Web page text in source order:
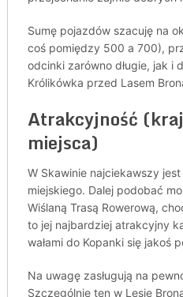
Sumę pojazdów szacuję na
coś pomiędzy 500 a 700),
odcinki zarówno długie, jak i
Królikówka przed Lasem
Atrakcyjność
miejsca)
W Skawinie najciekawszy
miejskiego. Dalej podobać
Wiślaną Trasą Rowerową,
to jej najbardziej atrakcyjny
wałami do Kopanki się jakoś
Na uwagę zasługują na
Szczególnie ten w Lesie